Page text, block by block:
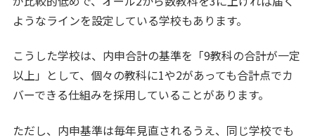
ようなラインを設定している学校もあります。
こうした学校は、内申合計の基準を「9教科の合計が一定
以上」として、個々の教科に1や2があっても合計点でカ
バーできる仕組みを採用していることがあります。
ただし、内申基準は毎年見直されるうえ、同じ学校でも